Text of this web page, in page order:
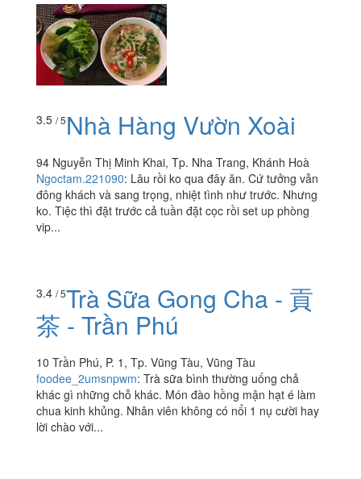
3.5 / 5Nhà Hàng Vườn Xoài
94 Nguyễn Thị Minh Khai, Tp. Nha Trang, Khánh Hoà
Ngoctam.221090: Lâu rồi ko qua đây ăn. Cứ tưởng vẫn
đông khách và sang trọng, nhiệt tình như trước. Nhưng
ko. Tiệc thì đặt trước cả tuần đặt cọc rồi set up phòng
vip...
3.4 / 5Trà Sữa Gong Cha - 貢
茶 - Trần Phú
10 Trần Phú, P. 1, Tp. Vũng Tàu, Vũng Tàu
foodee_2umsnpwm: Trà sữa bình thường uống chả
khác gì những chỗ khác. Món đào hồng mận hạt é làm
chua kinh khủng. Nhân viên không có nổi 1 nụ cười hay
lời chào với...